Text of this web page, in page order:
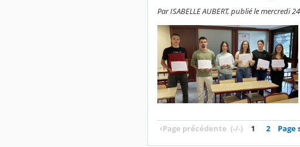
Par ISABELLE AUBERT, publié le mercredi
‹Page précédente (-/-) 1 2 Page